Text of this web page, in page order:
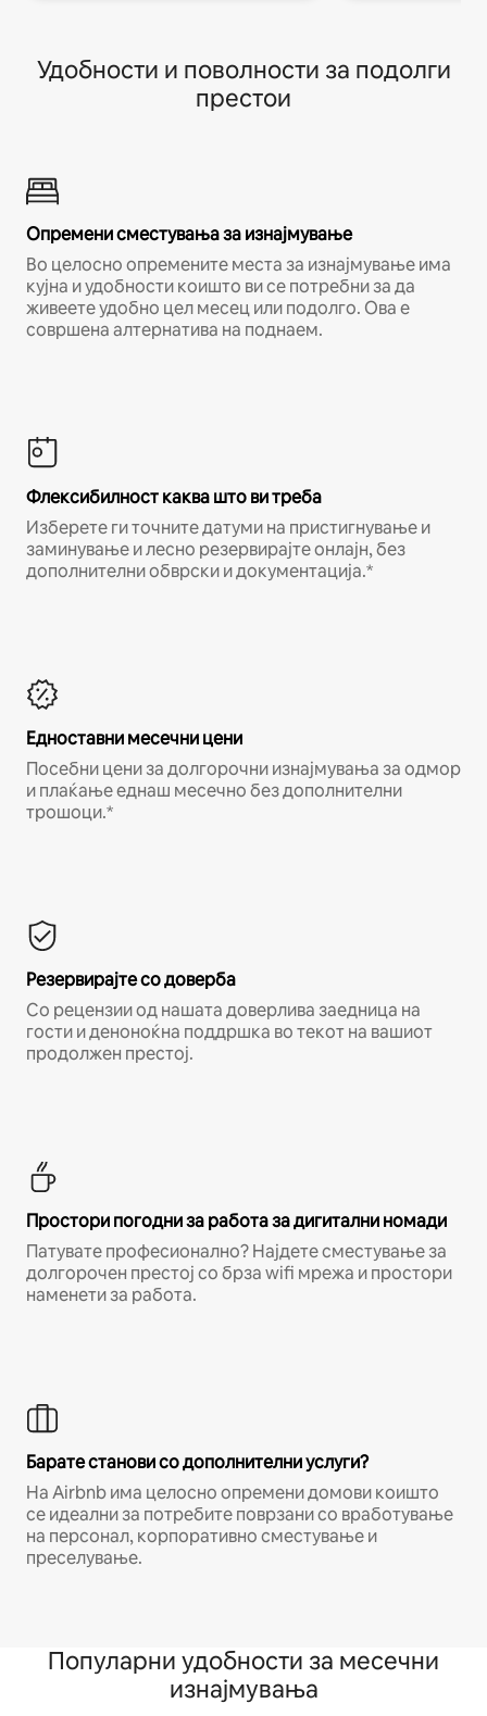
Удобности и поволности за подолги
престои
Опремени сместувања за изнајмување
Во целосно опремените места за изнајмување има
кујна и удобности коишто ви се потребни за да
живеете удобно цел месец или подолго. Ова е
совршена алтернатива на поднаем.
Флексибилност каква што ви треба
Изберете ги точните датуми на пристигнување и
заминување и лесно резервирајте онлајн, без
дополнителни обврски и документација.*
Едноставни месечни цени
Посебни цени за долгорочни изнајмувања за одмор
и плаќање еднаш месечно без дополнителни
трошоци.*
Резервирајте со доверба
Со рецензии од нашата доверлива заедница на
гости и деноноќна поддршка во текот на вашиот
продолжен престој.
Простори погодни за работа за дигитални номади
Патувате професионално? Најдете сместување за
долгорочен престој со брза wifi мрежа и простори
наменети за работа.
Барате станови со дополнителни услуги?
На Airbnb има целосно опремени домови коишто
се идеални за потребите поврзани со вработување
на персонал, корпоративно сместување и
преселување.
Популарни удобности за месечни
изнајмувања